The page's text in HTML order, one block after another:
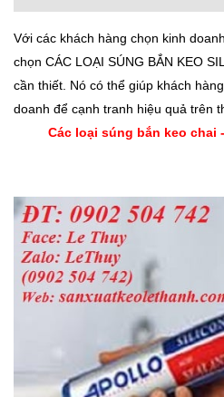
Với các khách hàng chọn kinh
chọn CÁC LOẠI SÚNG BẮN KEO
cần thiết. Nó có thể giúp khách
doanh để cạnh tranh hiệu quả trên
Các loại súng bắn keo chai